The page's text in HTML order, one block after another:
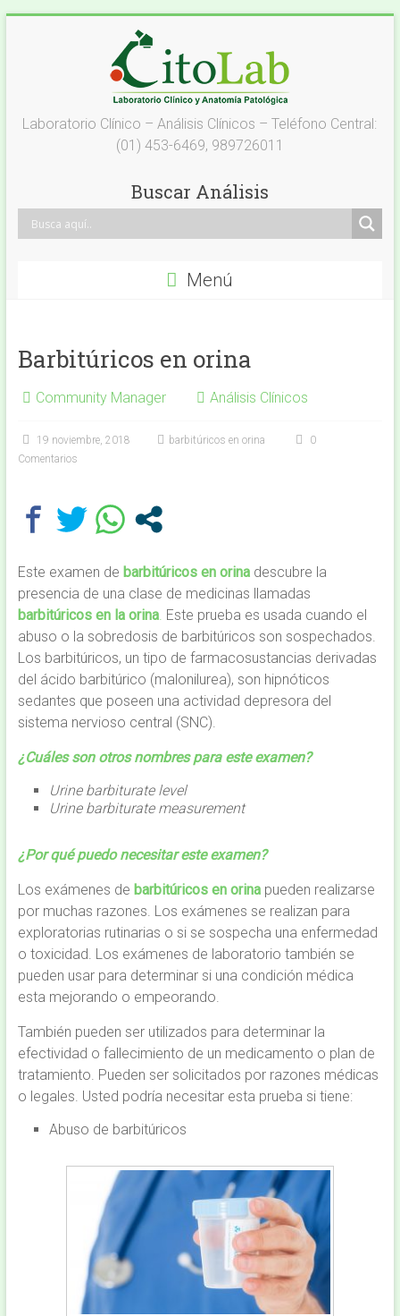
Laboratorio
Análisis
Clínicos
–
Laboratorio Clínico – Análisis Clínicos – Teléfono Central:
(01) 453-6469, 989726011
Buscar Análisis
Menú
Barbitúricos en orina
Community Manager Análisis Clínicos
19 noviembre, 2018 barbitúricos en orina
0
Comentarios
Este examen de barbitúricos en orina descubre la
presencia de una clase de medicinas llamadas
barbitúricos en la orina. Este prueba es usada cuando el
abuso o la sobredosis de barbitúricos son sospechados.
Los barbitúricos, un tipo de farmacosustancias derivadas
del ácido barbitúrico (malonilurea), son hipnóticos
sedantes que poseen una actividad depresora del
sistema nervioso central (SNC).
¿Cuáles son otros nombres para este examen?
Urine barbiturate level
Urine barbiturate measurement
¿Por qué puedo necesitar este examen?
Los exámenes de barbitúricos en orinapueden realizarse
por muchas razones. Los exámenes se realizan para
exploratorias rutinarias o si se sospecha una enfermedad
o toxicidad. Los exámenes de laboratorio también se
pueden usar para determinar si una condición médica
esta mejorando o empeorando.
También pueden ser utilizados para determinar la
efectividad o fallecimiento de un medicamento o plan de
tratamiento. Pueden ser solicitados por razones médicas
o legales. Usted podría necesitar esta prueba si tiene:
Abuso de barbitúricos